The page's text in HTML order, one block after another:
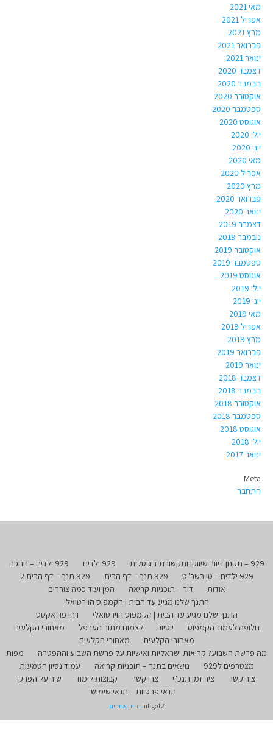
מאי 2021
אפריל 2021
מרץ 2021
פברואר 2021
ינואר 2021
דצמבר 2020
נובמבר 2020
אוקטובר 2020
ספטמבר 2020
אוגוסט 2020
יולי 2020
יוני 2020
מאי 2020
אפריל 2020
מרץ 2020
פברואר 2020
ינואר 2020
דצמבר 2019
נובמבר 2019
אוקטובר 2019
ספטמבר 2019
אוגוסט 2019
יולי 2019
יוני 2019
מאי 2019
אפריל 2019
מרץ 2019
פברואר 2019
ינואר 2019
דצמבר 2018
נובמבר 2018
אוקטובר 2018
ספטמבר 2018
אוגוסט 2018
יולי 2018
ינואר 2017
Meta
התחבר
929 – תקנון דיוור שיווקי ותקשורת דיגיטלית 929 ילדים
929 ילדים – חנוכה
929 ילדים – טו בשב"ט
929 תנך – דף הבית
929 תנך – דף הבית 2
אודות
דור – תוכניות קריאה
המן ועוד כמה צוררים
התנך שלנו מגיע עד הבית | הקמפוס הוירטואלי
התנך שלנו מגיע עד הבית | הקמפוס הוירטואלי
ויהי פודאקסט
חלופה לעמוד הקמפוס
יוטיוב לצמוח מתוך הערפל
מאחורי הקלעים
מאחורי הקלעים
מאחורי הקלעים
מה פרשת השבוע? קריאות ישראליות ואישיות על פרשת השבוע וההפטרה
מפות
מצטרפים ל929
נושאים בתנך – תוכניות קריאה
עמוד נסיון הטמעות
צור קשר
ציר זמן תנכ"י צרו קשר קבוצות לימוד
שיר על הפרק
תנאי פרטיות
תנאי שימוש
Intigo12בניית אתרים